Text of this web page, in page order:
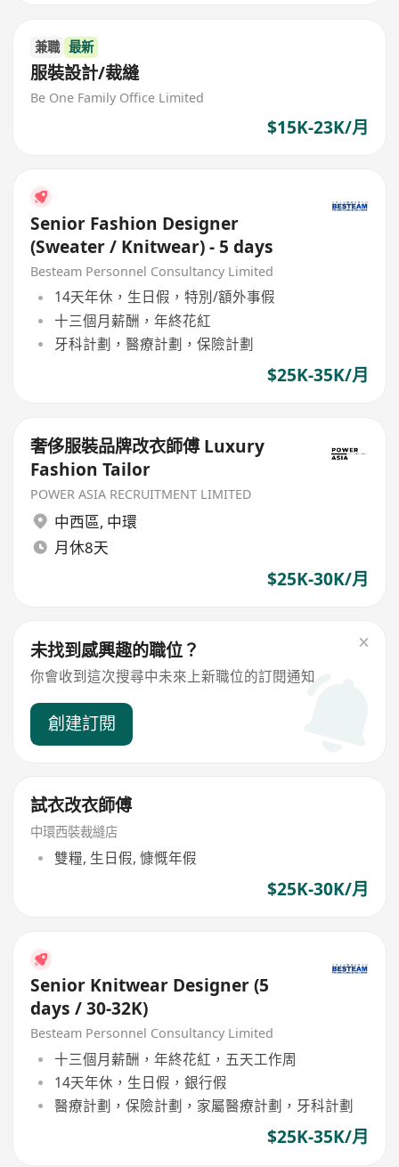
兼職 最新
服裝設計/裁縫
Be One Family Office Limited
$15K-23K/月
Senior Fashion Designer
(Sweater / Knitwear) - 5 days
Besteam Personnel Consultancy Limited
14天年休，生日假，特別/額外事假
十三個月薪酬，年終花紅
牙科計劃，醫療計劃，保險計劃
$25K-35K/月
奢侈服裝品牌改衣師傅 Luxury
Fashion Tailor
POWER ASIA RECRUITMENT LIMITED
中西區, 中環
月休8天
$25K-30K/月
未找到感興趣的職位？
你會收到這次搜尋中未來上新職位的訂閱通知
創建訂閱
試衣改衣師傅
中環西裝裁縫店
雙糧, 生日假, 慷慨年假
$25K-30K/月
Senior Knitwear Designer (5
days / 30-32K)
Besteam Personnel Consultancy Limited
十三個月薪酬，年終花紅，五天工作周
14天年休，生日假，銀行假
醫療計劃，保險計劃，家屬醫療計劃，牙科計劃
$25K-35K/月